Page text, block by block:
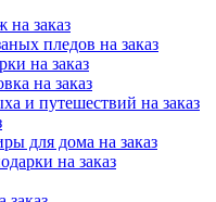
на заказ
пледов на заказ
на заказ
на заказ
и путешествий на заказ
для дома на заказ
на заказ